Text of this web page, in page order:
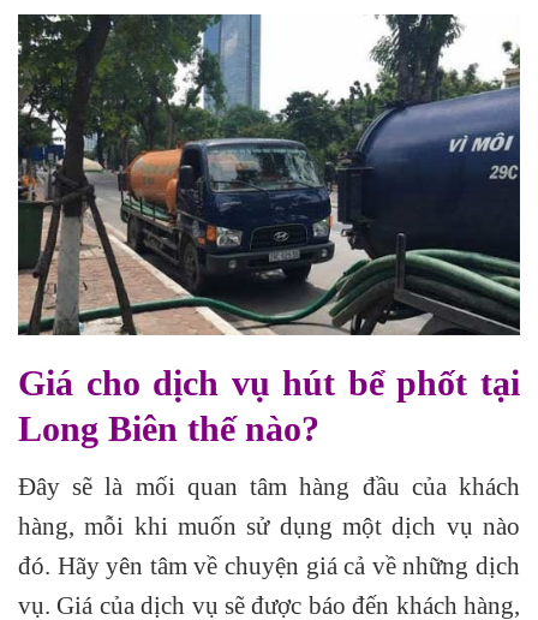
Giá cho dịch vụ hút bể phốt tại
Long Biên thế nào?
Đây sẽ là mối quan tâm hàng đầu của khách
hàng, mỗi khi muốn sử dụng một dịch vụ nào
đó. Hãy yên tâm về chuyện giá cả về những dịch
vụ. Giá của dịch vụ sẽ được báo đến khách hàng,